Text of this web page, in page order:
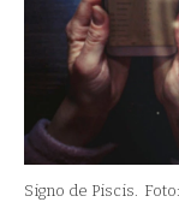
Signo de Piscis.